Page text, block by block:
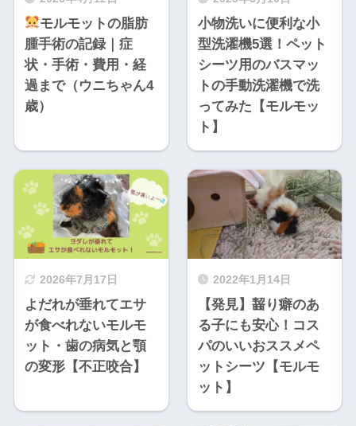
モルモットの脂肪
腫手術の記録｜症
状・手術・費用・経
過まで（ウニちゃん4
歳）
小物洗いに便利な小
型洗濯機5選！ペット
シーツ用のバスマッ
トの手動洗濯機で洗
ってみた【モルモッ
ト】
2026年7月17日
よだれが垂れてエサ
が食べれないモルモ
ット・歯の病気と顎
の変形【不正咬合】
2022年1月14日
【発見】齧り癖のあ
る子にも安心！コス
パのいいおススメペ
ットシーツ【モルモ
ット】